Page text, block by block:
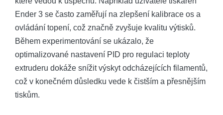
Ender 3 se často zaměřují na zlepšení kalibrace os a
ovládání topení, což značně zvyšuje kvalitu výtisků.
Během experimentování se ukázalo, že
optimalizované nastavení PID pro regulaci teploty
extruderu dokáže snížit výskyt odcházejících filamentů,
což v konečném důsledku vede k čistším a přesnějším
tiskům.